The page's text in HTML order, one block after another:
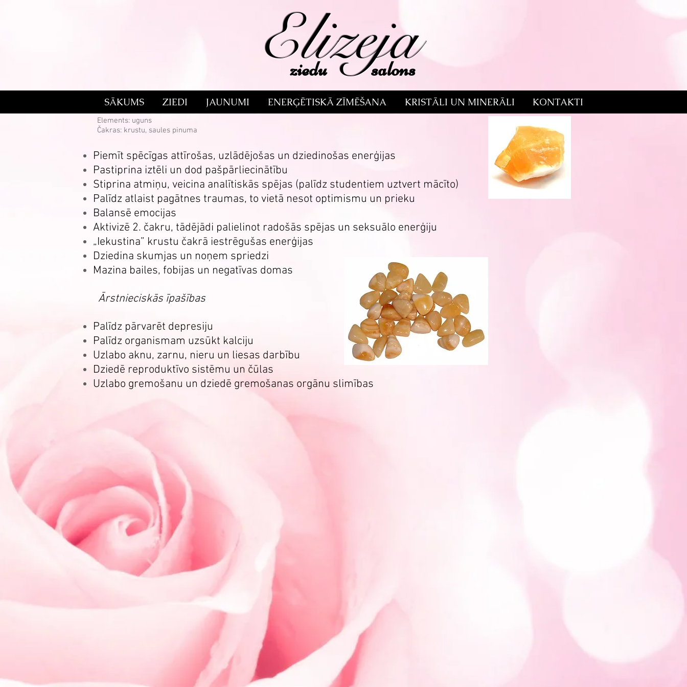
Elizeja
ziedu salons
Oranžais kalcīts
Elements: uguns
Čakras: krustu, saules pinuma
Piemīt spēcīgas attīrošas, uzlādējošas un dziedinošas enerģijas
Pastiprina iztēli un dod pašpārliecinātību
Stiprina atmiņu, veicina analītiskās spējas (palīdz studentiem uztvert mācīto)
Palīdz atlaist pagātnes traumas, to vietā nesot optimismu un prieku
Balansē emocijas
Aktivizē 2. čakru, tādējādi palielinot radošās spējas un seksuālo enerģiju
„Iekustina” krustu čakrā iestrēgušas enerģijas
Dziedina skumjas un noņem spriedzi
Mazina bailes, fobijas un negatīvas domas
Ārstnieciskās īpašības
Palīdz pārvarēt depresiju
Palīdz organismam uzsūkt kalciju
Uzlabo aknu, zarnu, nieru un liesas darbību
Dziedē reproduktīvo sistēmu un čūlas
Uzlabo gremošanu un dziedē gremošanas orgānu slimības
SĀKUMS ZIEDI JAUNUMI ENERĢĒTISKĀ ZĪMĒŠANA KRISTĀLI UN MINERĀLI KONTAKTI